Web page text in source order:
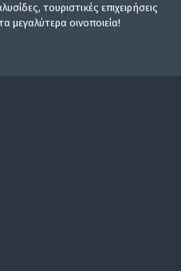
τουριστικές επιχειρήσεις
μεγαλύτερα οινοποιεία!